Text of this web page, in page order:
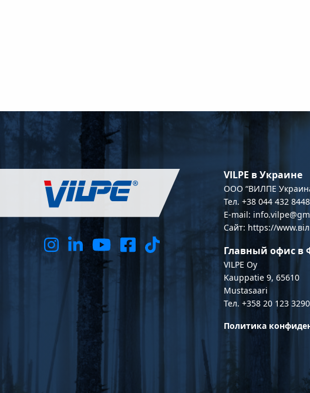
VILPE в Украине
OOO “ВИЛПЕ
Тел. +38 044 432 8448
E-mail:
Сайт: https://
Главный офис в
VILPE Oy
Kauppatie 9, 65610
Mustasaari
Тел. +358 20 123 3290
Политика